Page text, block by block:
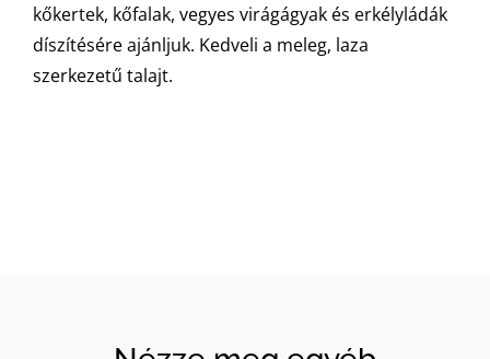
kőkertek, kőfalak, vegyes virágágyak és erkélyládák
díszítésére ajánljuk. Kedveli a meleg, laza
szerkezetű talajt.